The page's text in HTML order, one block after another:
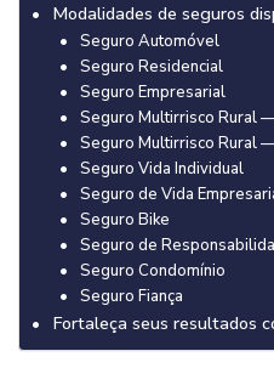
Modalidades de seguros
Seguro Automóvel
Seguro Residencial
Seguro Empresarial
Seguro Multirrisco Rural
Seguro Multirrisco Rural
Seguro Vida Individual
Seguro de Vida
Seguro Bike
Seguro de
Seguro Condomínio
Seguro Fiança
Fortaleça seus resultados